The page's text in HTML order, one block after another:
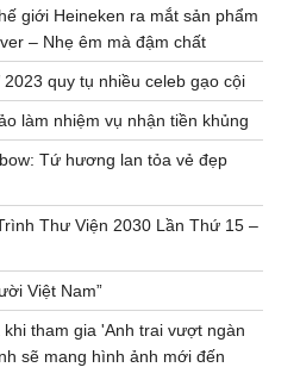
giới Heineken ra mắt sản phẩm
– Nhẹ êm mà đậm chất
2023 quy tụ nhiều celeb gạo cội
làm nhiệm vụ nhận tiền khủng
Tứ hương lan tỏa vẻ đẹp
Thư Viện 2030 Lần Thứ 15 –
Việt Nam”
tham gia 'Anh trai vượt ngàn
sẽ mang hình ảnh mới đến